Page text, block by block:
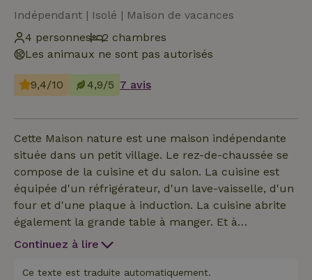
Indépendant | Isolé | Maison de vacances
4 personnes
2 chambres
Les animaux ne sont pas autorisés
9,4/10 4,9/5 7 avis
Cette Maison nature est une maison indépendante
située dans un petit village. Le rez-de-chaussée se
compose de la cuisine et du salon. La cuisine est
équipée d'un réfrigérateur, d'un lave-vaisselle, d'un
four et d'une plaque à induction. La cuisine abrite
également la grande table à manger. Et à
l'extérieur, sous le cerisier et la pergola, se trouve
équipé d'un canapé, d'une télévision et d'un lecteur
Continuez à lire
Ce texte est traduite automatiquement.